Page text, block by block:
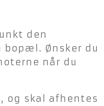
den
bopæl. Ønsker du
når du
og skal afhentes